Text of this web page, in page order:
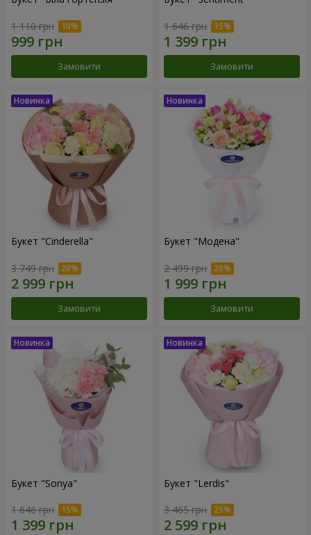
1 110 грн
Замовити
1 646 грн
Замовити
Букет "Cinderella"
3 749 грн
Замовити
Букет "Модена"
2 499 грн
Замовити
Букет "Sonya"
1 646 грн
Букет "Lerdis"
3 465 грн